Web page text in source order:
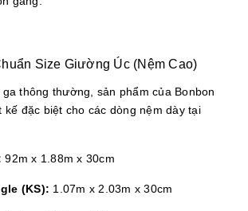
Size Giường Úc (Nệm Cao)
thông thường, sản phẩm của Bonbon
kế đặc biệt cho các dòng nệm dày tại
92m x 1.88m x 30cm
(KS): 1.07m x 2.03m x 30cm